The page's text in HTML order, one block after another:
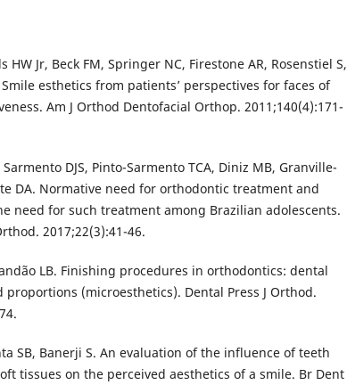
HW Jr, Beck FM, Springer NC, Firestone AR, Rosenstiel S,
Smile esthetics from patients’ perspectives for faces of
Am J Orthod Dentofacial Orthop. 2011;140(4):171-
DJS, Pinto-Sarmento TCA, Diniz MB, Granville-
DA. Normative need for orthodontic treatment and
need for such treatment among Brazilian adolescents.
2017;22(3):41-46.
LB. Finishing procedures in orthodontics: dental
proportions (microesthetics). Dental Press J Orthod.
SB, Banerji S. An evaluation of the influence of teeth
tissues on the perceived aesthetics of a smile. Br Dent